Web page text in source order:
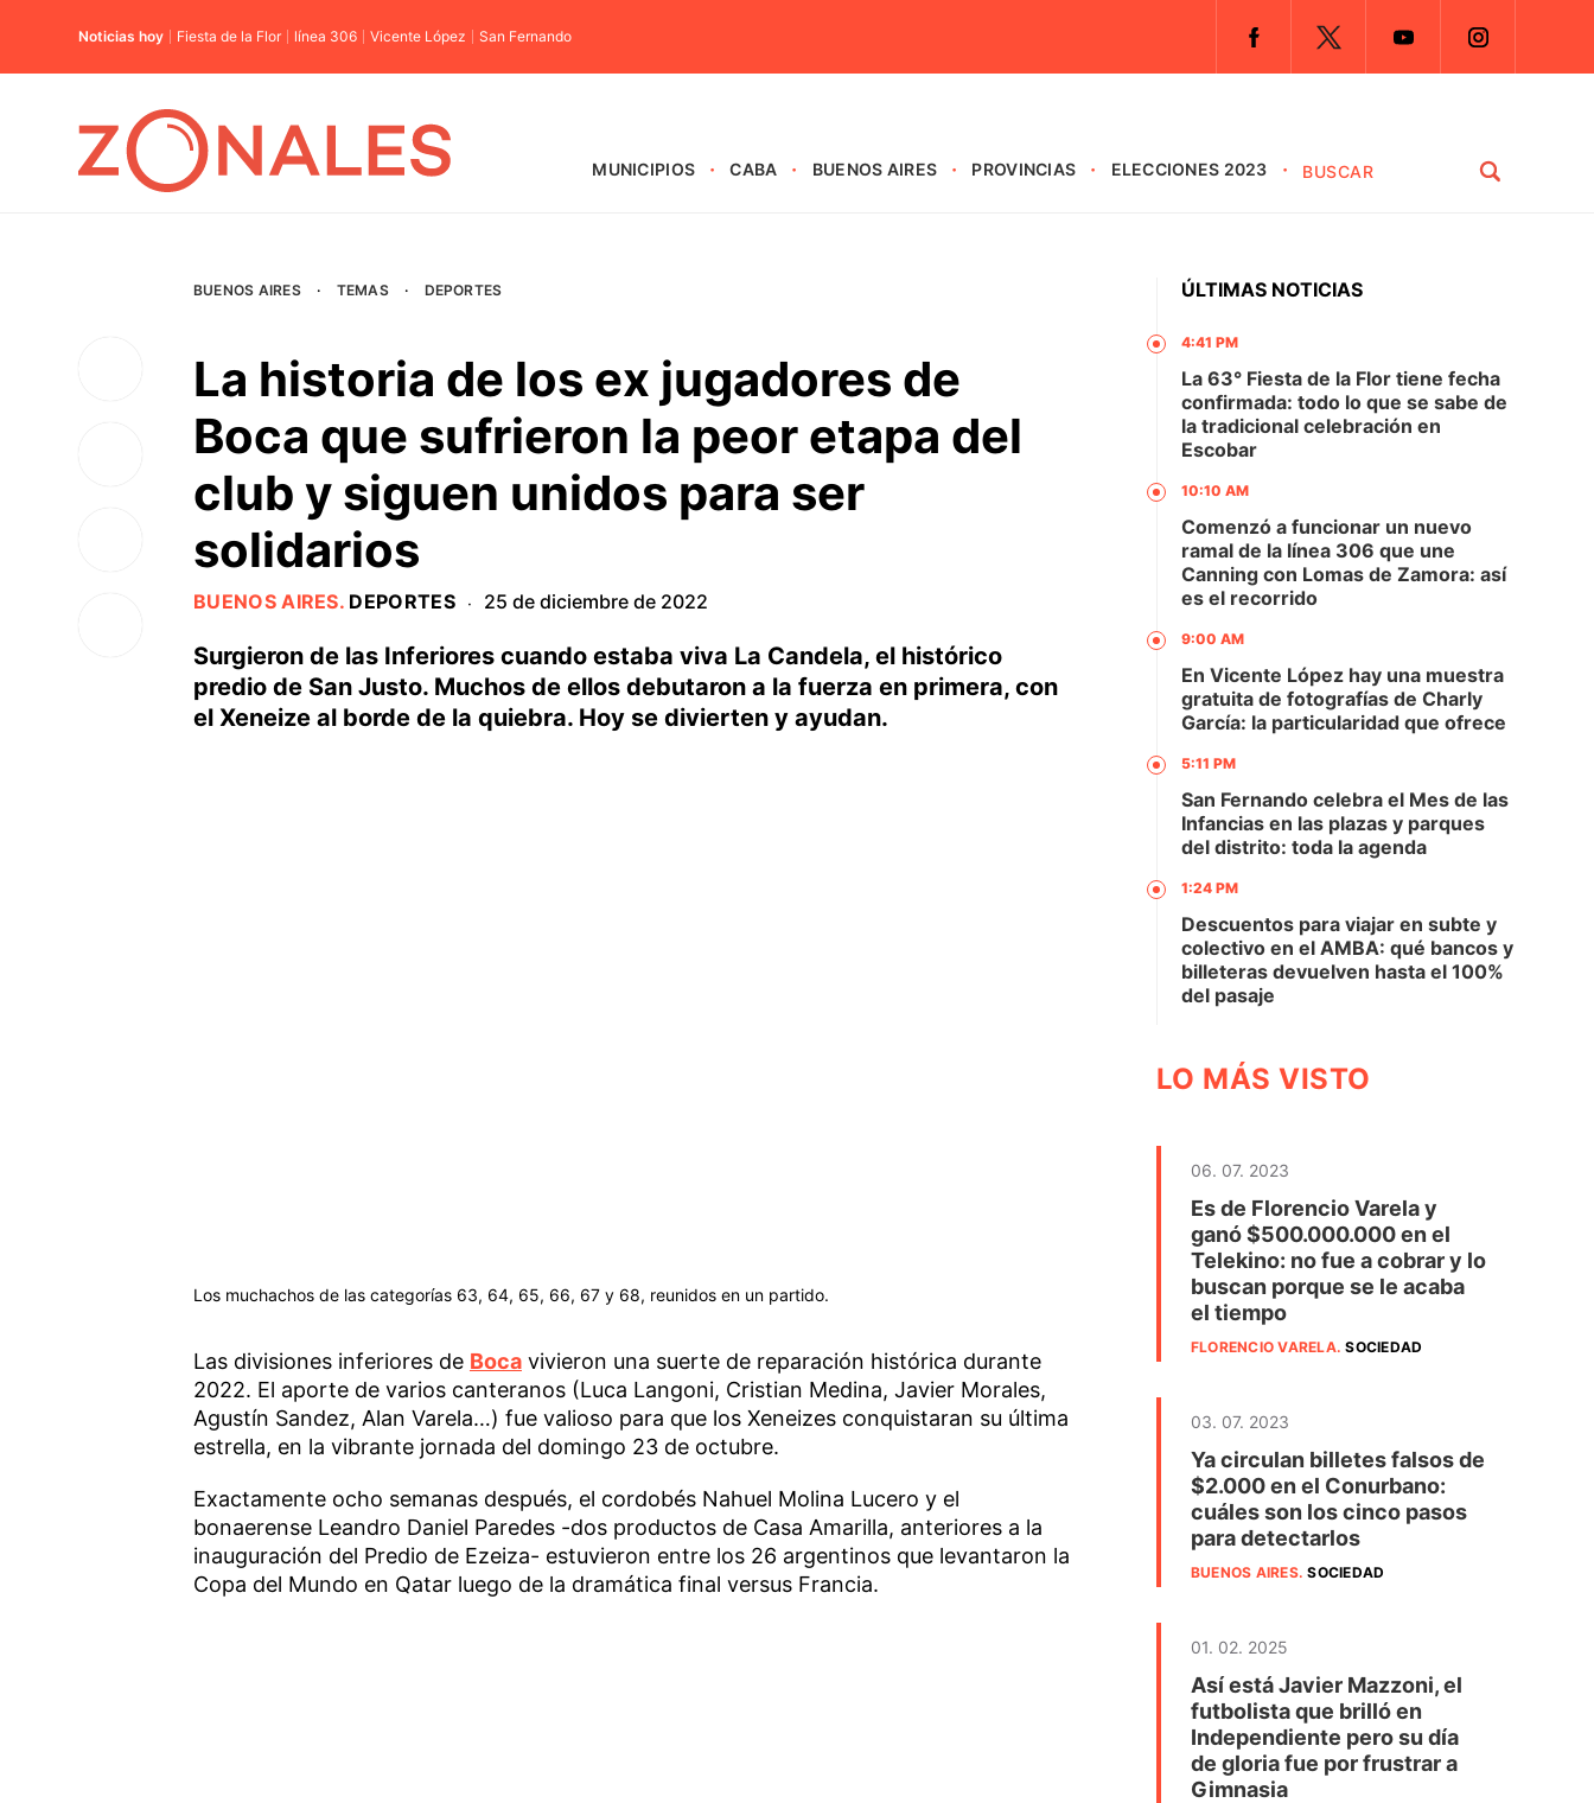
Noticias hoy Fiesta de la Flor línea 306 Vicente López San Fernando
MUNICIPIOS CABA BUENOS AIRES PROVINCIAS ELECCIONES 2023
BUENOS AIRES · TEMAS · DEPORTES
La historia de los ex jugadores de
Boca que sufrieron la peor etapa del
club y siguen unidos para ser
solidarios
BUENOS AIRES. DEPORTES · 25 de diciembre de 2022
Surgieron de las Inferiores cuando estaba viva La Candela, el histórico
predio de San Justo. Muchos de ellos debutaron a la fuerza en primera, con
el Xeneize al borde de la quiebra. Hoy se divierten y ayudan.
Los muchachos de las categorías 63, 64, 65, 66, 67 y 68, reunidos en un partido.
Las divisiones inferiores de Bocavivieron una suerte de reparación histórica durante
2022. El aporte de varios canteranos (Luca Langoni, Cristian Medina, Javier Morales,
Agustín Sandez, Alan Varela…) fue valioso para que los Xeneizes conquistaran su última
estrella, en la vibrante jornada del domingo 23 de octubre.
Exactamente ocho semanas después, el cordobés Nahuel Molina Lucero y el
bonaerense Leandro Daniel Paredes -dos productos de Casa Amarilla, anteriores a la
inauguración del Predio de Ezeiza- estuvieron entre los 26 argentinos que levantaron la
Copa del Mundo en Qatar luego de la dramática final versus Francia.
ÚLTIMAS NOTICIAS
4:41 PM
La 63° Fiesta de la Flor tiene fecha
confirmada: todo lo que se sabe de
la tradicional celebración en
Escobar
10:10 AM
Comenzó a funcionar un nuevo
ramal de la línea 306 que une
Canning con Lomas de Zamora: así
es el recorrido
9:00 AM
En Vicente López hay una muestra
gratuita de fotografías de Charly
García: la particularidad que ofrece
5:11 PM
San Fernando celebra el Mes de las
Infancias en las plazas y parques
del distrito: toda la agenda
1:24 PM
Descuentos para viajar en subte y
colectivo en el AMBA: qué bancos y
billeteras devuelven hasta el 100%
del pasaje
LO MÁS VISTO
06. 07. 2023
Es de Florencio Varela y
ganó $500.000.000 en el
Telekino: no fue a cobrar y lo
buscan porque se le acaba
el tiempo
FLORENCIO VARELA.SOCIEDAD
03. 07. 2023
Ya circulan billetes falsos de
$2.000 en el Conurbano:
cuáles son los cinco pasos
para detectarlos
BUENOS AIRES.SOCIEDAD
01. 02. 2025
Así está Javier Mazzoni, el
futbolista que brilló en
Independiente pero su día
de gloria fue por frustrar a
Gimnasia